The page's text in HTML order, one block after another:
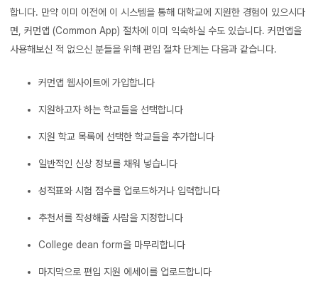
합니다. 만약 이미 이전에 이 시스템을 통해 대학교에 지원한 경험이 있으시다
면, 커먼앱 (Common App) 절차에 이미 익숙하실 수도 있습니다. 커먼앱을
사용해보신 적 없으신 분들을 위해 편입 절차 단계는 다음과 같습니다.
커먼앱 웹사이트에 가입합니다
지원하고자 하는 학교들을 선택합니다
지원 학교 목록에 선택한 학교들을 추가합니다
일반적인 신상 정보를 채워 넣습니다
성적표와 시험 점수를 업로드하거나 입력합니다
추천서를 작성해줄 사람을 지정합니다
College dean form을 마무리합니다
마지막으로 편입 지원 에세이를 업로드합니다